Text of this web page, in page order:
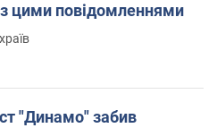
цими повідомленнями
"Динамо" забив